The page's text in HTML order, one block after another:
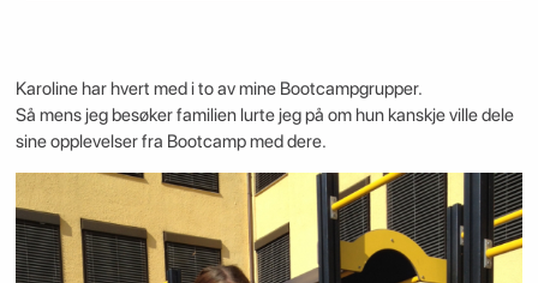
Karoline har hvert med i to av mine Bootcampgrupper.
Så mens jeg besøker familien lurte jeg på om hun kanskje ville dele
sine opplevelser fra Bootcamp med dere.